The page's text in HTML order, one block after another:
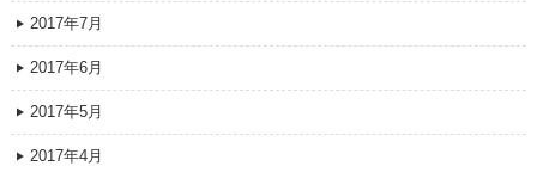
2017年7月
2017年6月
2017年5月
2017年4月